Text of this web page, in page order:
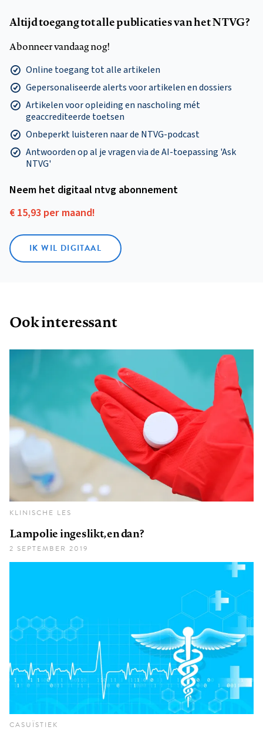
Altijd toegang tot alle publicaties van het NTVG?
Abonneer vandaag nog!
Online toegang tot alle artikelen
Gepersonaliseerde alerts voor artikelen en dossiers
Artikelen voor opleiding en nascholing mét
geaccrediteerde toetsen
Onbeperkt luisteren naar de NTVG-podcast
Antwoorden op al je vragen via de AI-toepassing 'Ask
NTVG'
Neem het digitaal ntvg abonnement
€ 15,93 per maand!
IK WIL DIGITAAL
Ook interessant
KLINISCHE LES
Lampolie ingeslikt, en dan?
2 SEPTEMBER 2019
CASUÏSTIEK